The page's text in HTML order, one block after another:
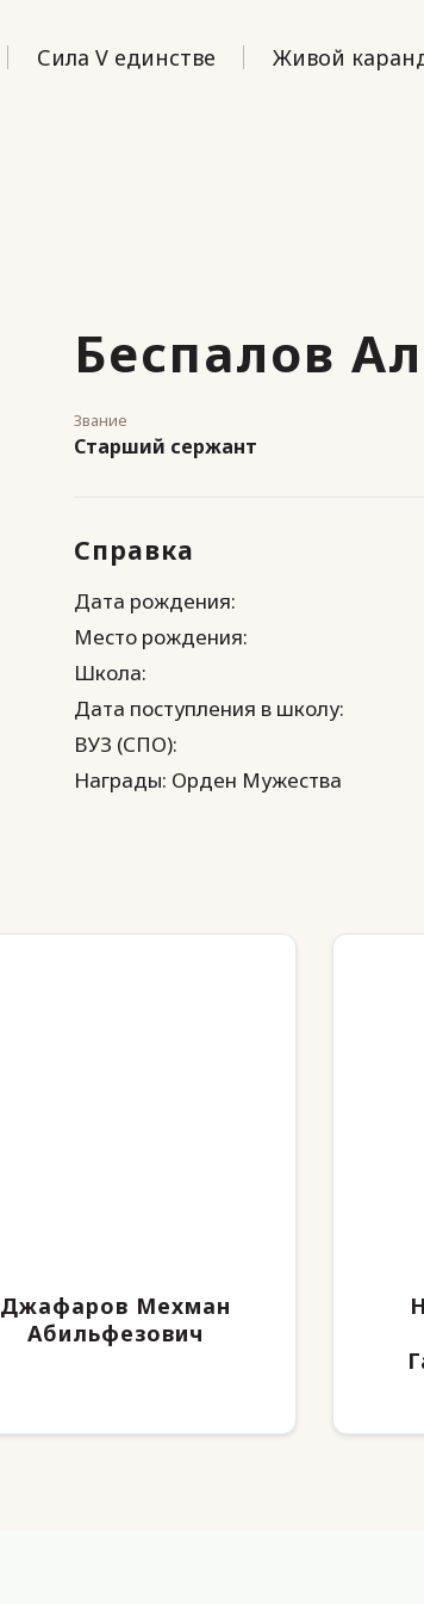
Сила V единстве Живой
Беспалов
Звание
Старший сержант
Справка
Дата рождения:
Место рождения:
Школа:
Дата поступления в школу:
ВУЗ (СПО):
Награды: Орден Мужества
Джафаров Мехман
Абильфезович